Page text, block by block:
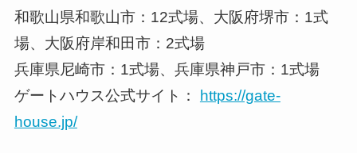
和歌山県和歌山市：12式場、大阪府堺市：1式
場、大阪府岸和田市：2式場
兵庫県尼崎市：1式場、兵庫県神戸市：1式場
ゲートハウス公式サイト：
https://gate-
house.jp/